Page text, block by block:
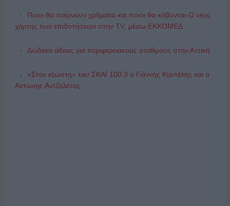
Ποιοι θα παίρνουν χρήματα και ποιοι θα κόβονται-Ο νέος
χάρτης των επιδοτήσεων στην TV, μέσω ΕΚΚΟΜΕΔ
Δώδεκα άδειες για περιφερειακούς σταθμούς στην Αττική
«Στον εξώστη» του ΣΚΑΪ 100.3 ο Γιάννης Καντέλης και ο
Αντώνης Αντζολέτος